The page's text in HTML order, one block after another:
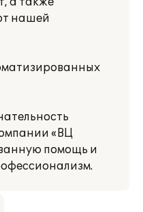
нашей
«ВЦ
помощь и